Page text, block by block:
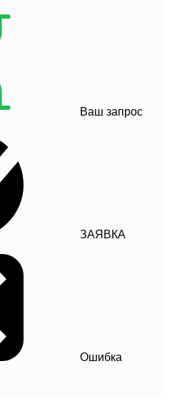
Ваш запрос
ЗАЯВКА
Ошибка